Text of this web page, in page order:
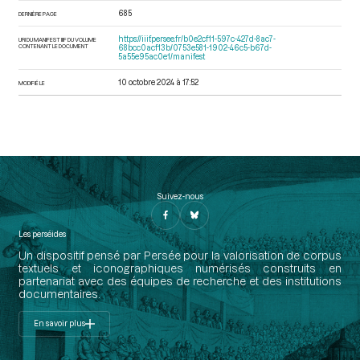
DERNIÈRE PAGE 685
URI DU MANIFEST IIIF DU VOLUME
CONTENANT LE DOCUMENT
https://iiif.persee.fr/b0e2cf11-597c-427d-8ac7-
68bcc0acf13b/0753e581-1902-46c5-b67d-
5a55e95ac0e1/manifest
MODIFIÉ LE 10 octobre 2024 à 17:52
Suivez-nous
Les perséides
Un dispositif pensé par Persée pour la valorisation de corpus
textuels et iconographiques numérisés construits en
partenariat avec des équipes de recherche et des institutions
documentaires.
En savoir plus